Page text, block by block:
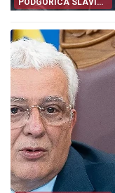
PODGORICA SLAVI
SA ZAGREBOM